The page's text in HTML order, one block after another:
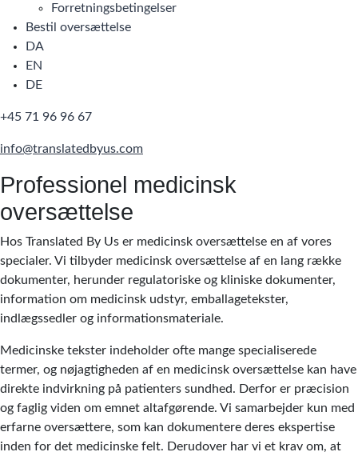
Forretningsbetingelser
Bestil oversættelse
DA
EN
DE
+45 71 96 96 67
info@translatedbyus.com
Professionel medicinsk
oversættelse
Hos Translated By Us er medicinsk oversættelse en af vores
specialer. Vi tilbyder medicinsk oversættelse af en lang række
dokumenter, herunder regulatoriske og kliniske dokumenter,
information om medicinsk udstyr, emballagetekster,
indlægssedler og informationsmateriale.
Medicinske tekster indeholder ofte mange specialiserede
termer, og nøjagtigheden af en medicinsk oversættelse kan have
direkte indvirkning på patienters sundhed. Derfor er præcision
og faglig viden om emnet altafgørende. Vi samarbejder kun med
erfarne oversættere, som kan dokumentere deres ekspertise
inden for det medicinske felt. Derudover har vi et krav om, at